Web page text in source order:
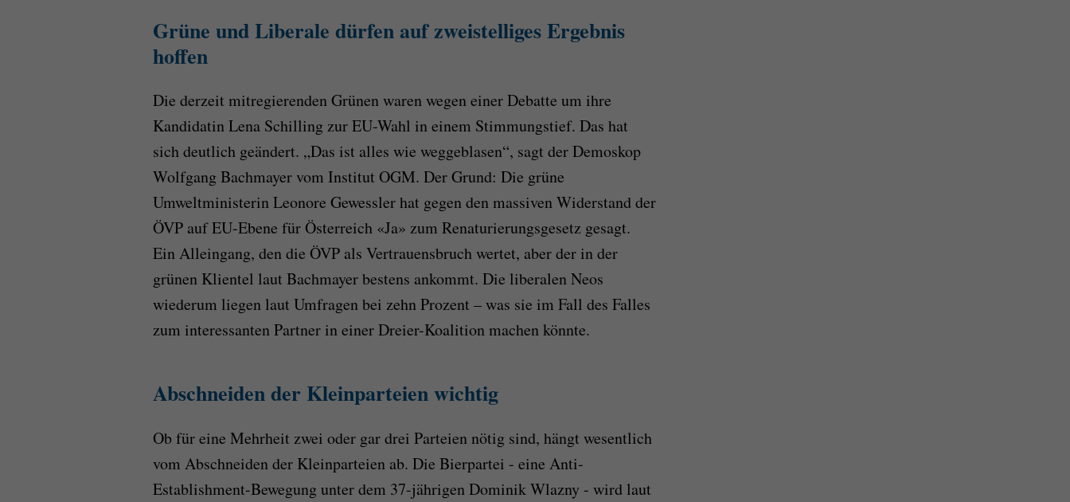
Grüne und Liberale dürfen auf zweistelliges Ergebnis
hoffen
Die derzeit mitregierenden Grünen waren wegen einer Debatte um ihre
Kandidatin Lena Schilling zur EU-Wahl in einem Stimmungstief. Das hat
sich deutlich geändert. „Das ist alles wie weggeblasen“, sagt der Demoskop
Wolfgang Bachmayer vom Institut OGM. Der Grund: Die grüne
Umweltministerin Leonore Gewessler hat gegen den massiven Widerstand der
ÖVP auf EU-Ebene für Österreich «Ja» zum Renaturierungsgesetz gesagt.
Ein Alleingang, den die ÖVP als Vertrauensbruch wertet, aber der in der
grünen Klientel laut Bachmayer bestens ankommt. Die liberalen Neos
wiederum liegen laut Umfragen bei zehn Prozent – was sie im Fall des Falles
zum interessanten Partner in einer Dreier-Koalition machen könnte.
Abschneiden der Kleinparteien wichtig
Ob für eine Mehrheit zwei oder gar drei Parteien nötig sind, hängt wesentlich
vom Abschneiden der Kleinparteien ab. Die Bierpartei - eine Anti-
Establishment-Bewegung unter dem 37-jährigen Dominik Wlazny - wird laut